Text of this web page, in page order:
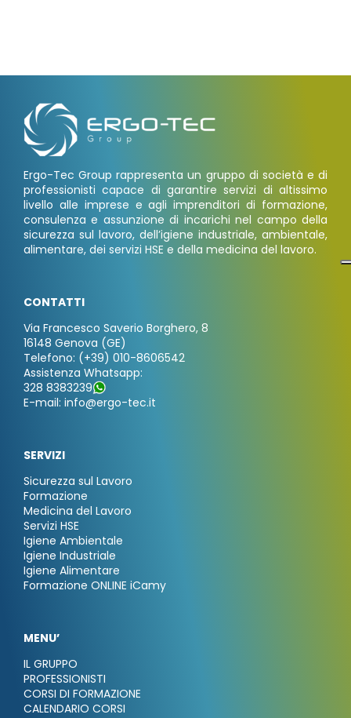
Ergo-Tec Group rappresenta un gruppo di società e di
professionisti capace di garantire servizi di altissimo
livello alle imprese e agli imprenditori di formazione,
consulenza e assunzione di incarichi nel campo della
sicurezza sul lavoro, dell’igiene industriale, ambientale,
alimentare, dei servizi HSE e della medicina del lavoro.
CONTATTI
Via Francesco Saverio Borghero, 8
16148 Genova (GE)
Telefono: (+39) 010-8606542
Assistenza Whatsapp:
328 8383239
E-mail: info@ergo-tec.it
SERVIZI
Sicurezza sul Lavoro
Formazione
Medicina del Lavoro
Servizi HSE
Igiene Ambientale
Igiene Industriale
Igiene Alimentare
Formazione ONLINE iCamy
MENU’
IL GRUPPO
PROFESSIONISTI
CORSI DI FORMAZIONE
CALENDARIO CORSI